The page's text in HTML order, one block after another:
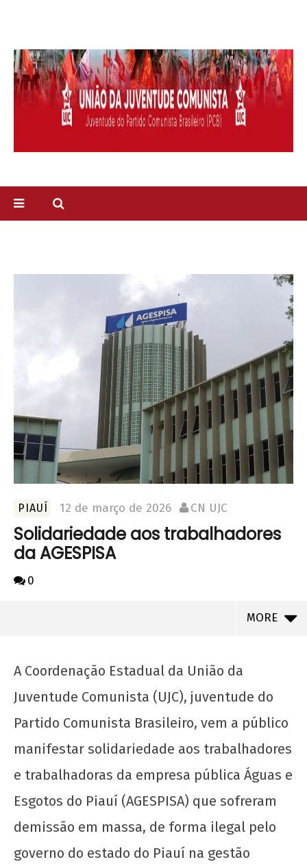
PIAUÍ 12 de março de 2026 CN UJC
Solidariedade aos trabalhadores
da AGESPISA
0
MORE
NOW VIEWING
Solidariedade aos trabalhadores da AGESPISA
A Coordenação Estadual da União da
Juventude Comunista (UJC), juventude do
Partido Comunista Brasileiro, vem a público
manifestar solidariedade aos trabalhadores
e trabalhadoras da empresa pública Águas e
Esgotos do Piauí (AGESPISA) que sofreram
demissão em massa, de forma ilegal pelo
governo do estado do Piauí na gestão